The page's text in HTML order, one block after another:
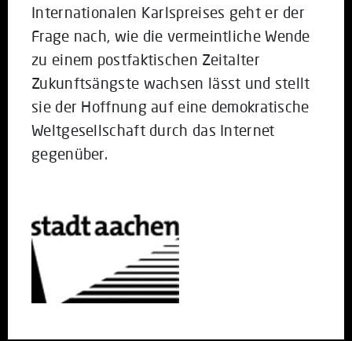
Internationalen Karlspreises geht er der
Frage nach, wie die vermeintliche Wende
zu einem postfaktischen Zeitalter
Zukunftsängste wachsen lässt und stellt
sie der Hoffnung auf eine demokratische
Weltgesellschaft durch das Internet
gegenüber.